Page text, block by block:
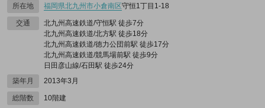
所在地 福岡県北九州市小倉南区守恒1丁目1-18
交通
北九州高速鉄道/守恒駅 徒歩7分
北九州高速鉄道/北方駅 徒歩18分
北九州高速鉄道/徳力公団前駅 徒歩17分
北九州高速鉄道/競馬場前駅 徒歩9分
日田彦山線/石田駅 徒歩24分
築年月
2013年3月
総階数 10階建